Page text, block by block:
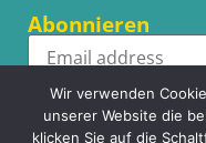
Abonnieren
Subscribe
Wir verwenden
unserer Website die
klicken Sie auf die